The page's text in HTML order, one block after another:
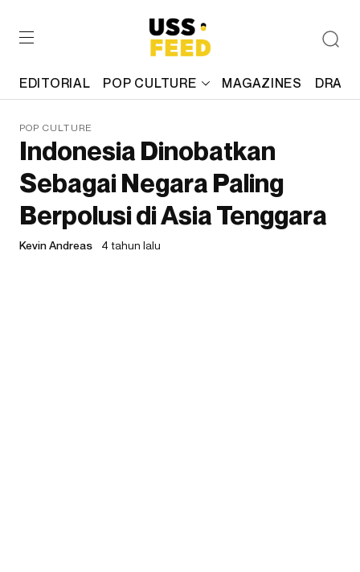
EDITORIAL POP CULTURE MAGAZINES
POP CULTURE
Indonesia Dinobatkan
Sebagai Negara Paling
Berpolusi di Asia Tenggara
Kevin Andreas 4 tahun lalu